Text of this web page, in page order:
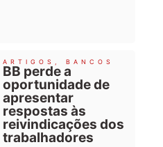
ARTIGOS BANCOS
BB perde a
oportunidade de
apresentar
respostas às
reivindicações dos
trabalhadores